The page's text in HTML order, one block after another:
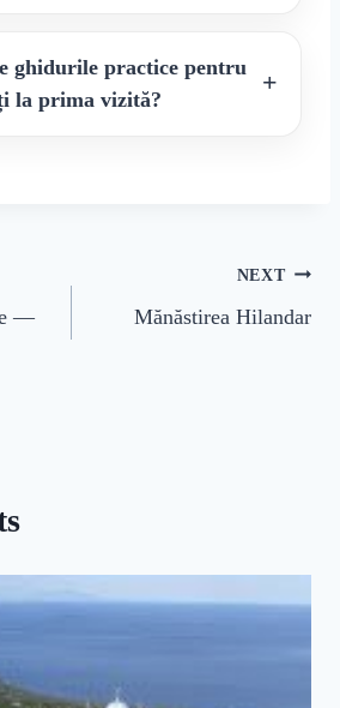
ghidurile practice pentru
la prima vizită?
—
NEXT
Mănăstirea Hilandar